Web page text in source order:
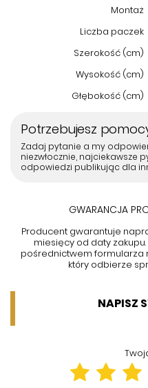
Montaż
Liczba paczek
Szerokość (cm)
Wysokość (cm)
Głębokość (cm)
Potrzebujesz
Zadaj pytanie a my
niezwłocznie, najciekawsze
odpowiedzi publikując dla
GWARANCJA
Producent gwarantuje
miesięcy od daty
pośrednictwem formularza
który odbierze
NAPISZ